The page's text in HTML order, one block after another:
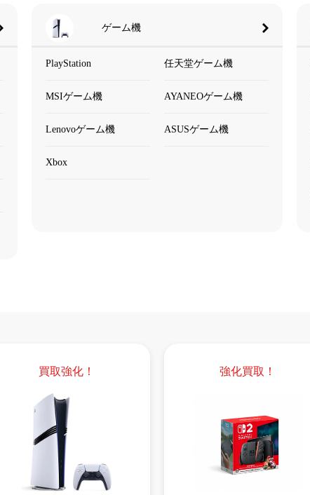
ゲーム機
PlayStation 任天堂ゲーム機
MSIゲーム機 AYANEOゲーム機
Lenovoゲーム機 ASUSゲーム機
Xbox
買取強化！ 強化買取！